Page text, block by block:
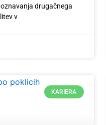
drugačnega
v
KARIERA